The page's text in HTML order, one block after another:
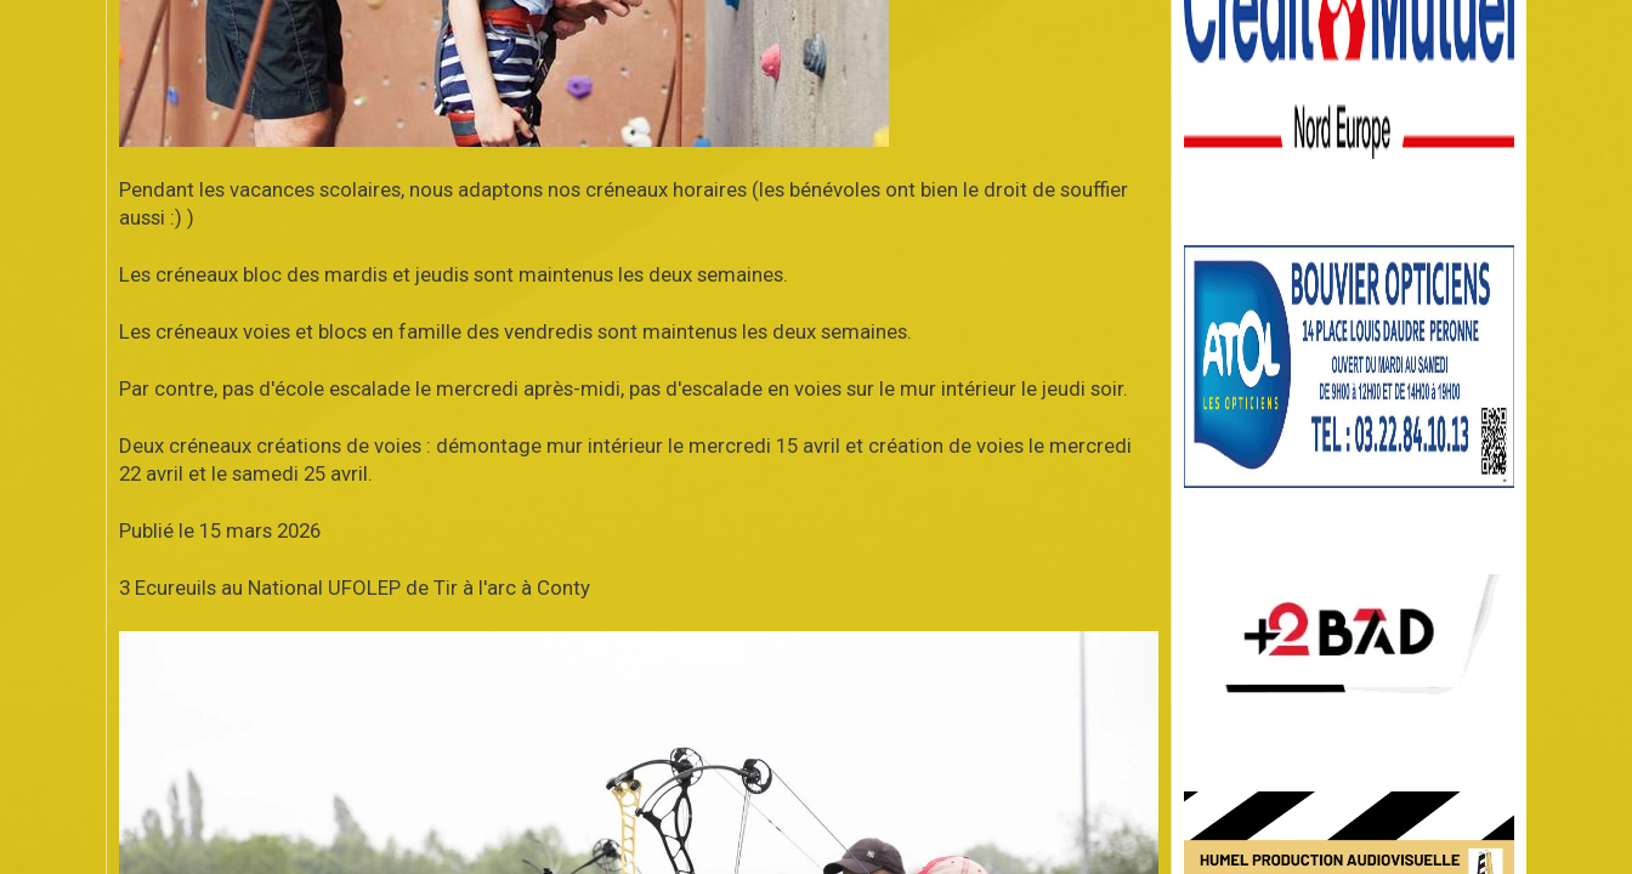
Pendant les vacances scolaires, nous adaptons nos créneaux horaires (les bénévoles ont bien le droit de souffier
aussi :) )
Les créneaux bloc des mardis et jeudis sont maintenus les deux semaines.
Les créneaux voies et blocs en famille des vendredis sont maintenus les deux semaines.
Par contre, pas d'école escalade le mercredi après-midi, pas d'escalade en voies sur le mur intérieur le jeudi soir.
Deux créneaux créations de voies : démontage mur intérieur le mercredi 15 avril et création de voies le mercredi
22 avril et le samedi 25 avril.
Publié le 15 mars 2026
3 Ecureuils au National UFOLEP de Tir à l'arc à Conty